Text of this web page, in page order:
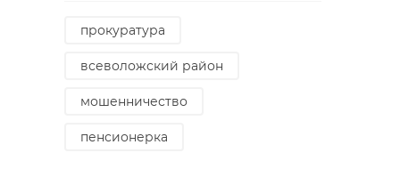
прокуратура
всеволожский район
мошенничество
пенсионерка